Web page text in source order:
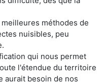
méthodes de
nuisibles, peu
qui nous permet
l'étendue du territoire
aurait besoin de nos